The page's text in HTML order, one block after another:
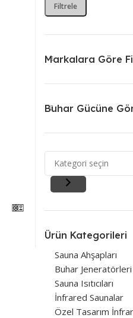
Filtrele
Markalara Göre
Buhar Gücüne
Ürün Kategorileri
Sauna Ahşapları
Buhar
Sauna Isıtıcıları
İnfrared Saunalar
Özel Tasarım